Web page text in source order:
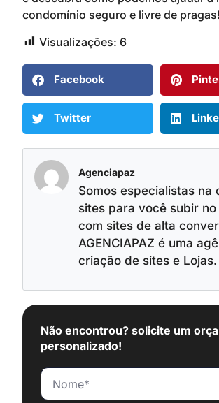
condomínio seguro e livre de pragas!
Visualizações: 6
Facebook
Twitter
Agenciapaz
Somos especialistas na
sites para você subir
com sites de alta
AGENCIAPAZ é uma
criação de sites e Lojas.
Não encontrou? solicite um
personalizado!